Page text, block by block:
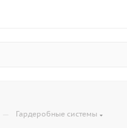
— Гардеробные системы